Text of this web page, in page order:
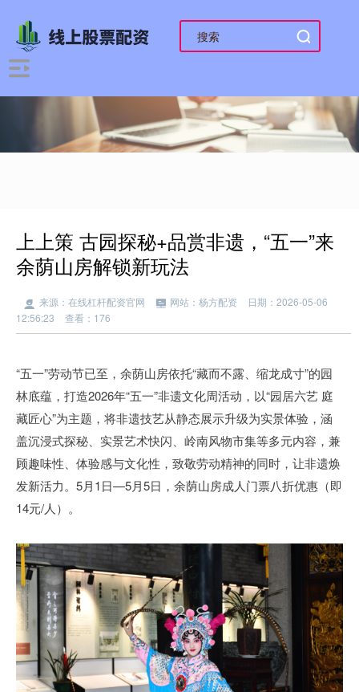
上上策 古园探秘+品赏非遗，“五一”来
余荫山房解锁新玩法
来源：在线杠杆配资官网 网站：杨方配资
日期：2026-05-06
12:56:23
查看：176
“五一”劳动节已至，余荫山房依托“藏而不露、缩龙成寸”的园
林底蕴，打造2026年“五一”非遗文化周活动，以“园居六艺 庭
藏匠心”为主题，将非遗技艺从静态展示升级为实景体验，涵
盖沉浸式探秘、实景艺术快闪、岭南风物市集等多元内容，兼
顾趣味性、体验感与文化性，致敬劳动精神的同时，让非遗焕
发新活力。5月1日—5月5日，余荫山房成人门票八折优惠（即
14元/人）。